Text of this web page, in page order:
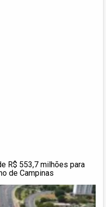
R$ 553,7 milhões para
de Campinas